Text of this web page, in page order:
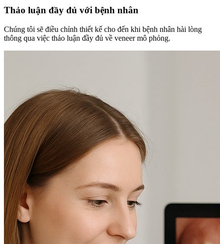
Thảo luận đầy đủ với bệnh nhân
Chúng tôi sẽ điều chỉnh thiết kế cho đến khi bệnh nhân hài lòng
thông qua việc thảo luận đầy đủ về veneer mô phỏng.